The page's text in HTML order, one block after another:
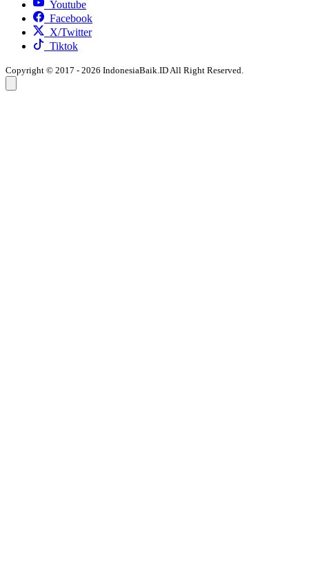
Youtube
Facebook
X/Twitter
Tiktok
Copyright © 2017 - 2026 IndonesiaBaik.ID All Right Reserved.